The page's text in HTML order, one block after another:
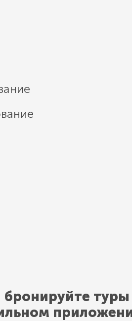
бронируйте туры